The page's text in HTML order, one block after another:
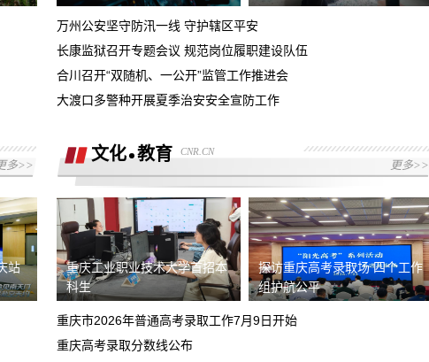
重庆大足深蓝4s店不按合同履约
食品安全希望得到重视
永川区凯斯蒂亚建材经营部，欺诈消费
者，各种理由推诿不完善安装，现要求善
后
4s店新车交付存在安全隐患，新车未给
加油致使发生交通事故，望惩戒门店并赔
偿损失
退款订金五千
要求退换意向金1万元
者报落地要求退还预付款，以及支付的部
万州公安坚守防汛一线 守护辖区平安
长康监狱召开专题会议 规范岗位履职建设队伍
合川召开“双随机、一公开”监管工作推进会
大渡口多警种开展夏季治安安全宣防工作
多>>
站
文化 教育 CNR.CN
更多>>
重庆工业职业技术大学首招本
科生
探访重庆高考录取场 四个工作
组护航公平
重庆市2026年普通高考录取工作7月9日开始
重庆高考录取分数线公布